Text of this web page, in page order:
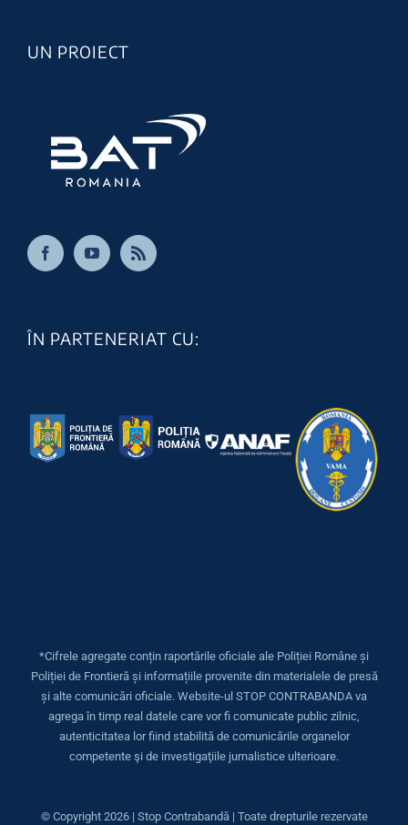
UN PROIECT
ÎN PARTENERIAT CU:
*Cifrele agregate conțin raportările oficiale ale Poliției Române și
Poliției de Frontieră și informațiile provenite din materialele de presă
și alte comunicări oficiale. Website-ul STOP CONTRABANDA va
agrega în timp real datele care vor fi comunicate public zilnic,
autenticitatea lor fiind stabilită de comunicările organelor
competente şi de investigaţiile jurnalistice ulterioare.
© Copyright 2026 | Stop Contrabandă | Toate drepturile rezervate